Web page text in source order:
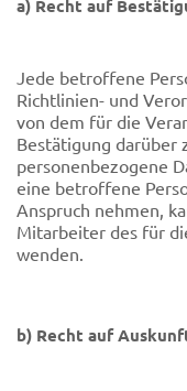
a) Recht auf
Jede betroffene
Richtlinien- und
von dem für die
Bestätigung darüber
personenbezogene
eine betroffene
Anspruch nehmen,
Mitarbeiter des für
wenden.
b) Recht auf